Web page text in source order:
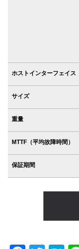
ホストインターフェイス
サイズ
重量
MTTF（平均故障時間）
保証期間